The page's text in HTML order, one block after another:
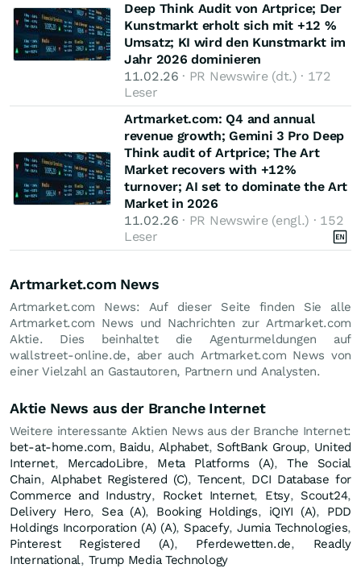
Deep Think Audit von Artprice; Der
Kunstmarkt erholt sich mit +12 %
Umsatz; KI wird den Kunstmarkt im
Jahr 2026 dominieren
11.02.26 · PR Newswire (dt.) · 172
Leser
Artmarket.com: Q4 and annual
revenue growth; Gemini 3 Pro Deep
Think audit of Artprice; The Art
Market recovers with +12%
turnover; AI set to dominate the Art
Market in 2026
11.02.26 · PR Newswire (engl.) · 152
Leser
Artmarket.com News
Artmarket.com News: Auf dieser Seite finden Sie alle
Artmarket.com News und Nachrichten zur Artmarket.com
Aktie. Dies beinhaltet die Agenturmeldungen auf
wallstreet-online.de, aber auch Artmarket.com News von
einer Vielzahl an Gastautoren, Partnern und Analysten.
Aktie News aus der Branche Internet
Weitere interessante Aktien News aus der Branche Internet:
bet-at-home.com, Baidu, Alphabet, SoftBank Group, United
Internet, MercadoLibre, Meta Platforms (A),The Social
Chain, Alphabet Registered (C),Tencent, DCI Database for
Commerce and Industry, Rocket Internet, Etsy, Scout24,
Delivery Hero, Sea (A), Booking Holdings, iQIYI (A), PDD
Holdings Incorporation (A) (A), Spacefy,Jumia Technologies,
Pinterest Registered (A), Pferdewetten.de, Readly
International, Trump Media Technology